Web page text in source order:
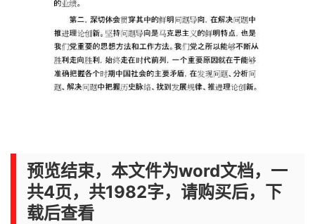
预览结束，本文件为word文档，一
共4页，共1982字，请购买后，下
载后查看